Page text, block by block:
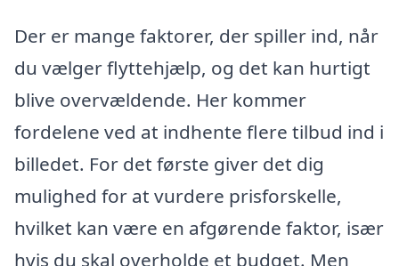
Der er mange faktorer, der spiller ind, når
du vælger flyttehjælp, og det kan hurtigt
blive overvældende. Her kommer
fordelene ved at indhente flere tilbud ind i
billedet. For det første giver det dig
mulighed for at vurdere prisforskelle,
hvilket kan være en afgørende faktor, især
hvis du skal overholde et budget. Men